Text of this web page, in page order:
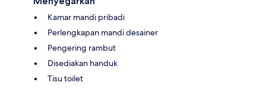
Kamar mandi pribadi
Perlengkapan mandi desainer
Pengering rambut
Disediakan handuk
Tisu toilet